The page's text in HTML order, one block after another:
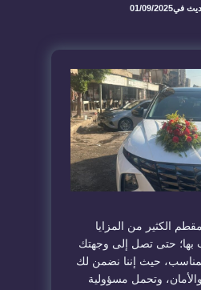
في01/09/2025
الكثير من المزايا
بها؛ حتى تصل إلى وجهتك
حيث إننا نضمن لك
وتحمل مسؤولية